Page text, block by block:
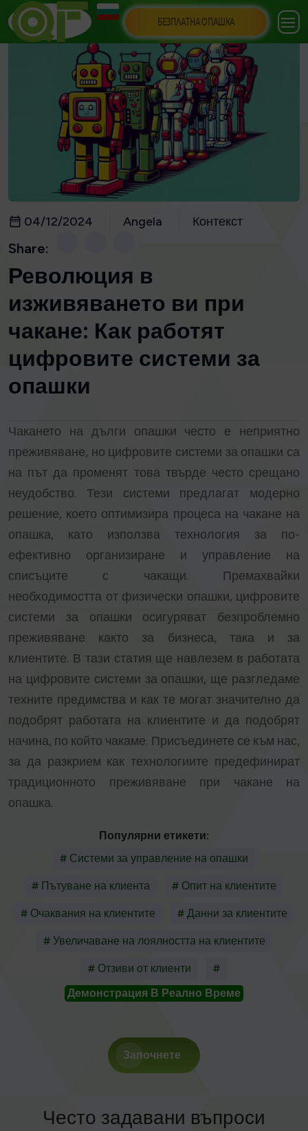
БЕЗПЛАТНА ОПАШКА
04/12/2024 Angela Контекст
Share:
Революция в
изживяването ви при
чакане: Как работят
цифровите системи за
опашки
Чакането на дълги опашки често е неприятно
преживяване, но цифровите системи за опашки са
на път да променят това твърде често срещано
неудобство. Тези системи предлагат модерно
решение, което оптимизира процеса на чакане на
опашка, като използва технология за по-
ефективно организиране и управление на
списъците с чакащи. Премахвайки
необходимостта от физически опашки, цифровите
системи за опашки осигуряват безпроблемно
преживяване както за бизнеса, така и за
клиентите. В тази статия ще навлезем в работата
на цифровите системи за опашки, ще разгледаме
техните предимства и как те могат значително да
подобрят работата на клиентите и да подобрят
начина, по който чакаме. Присъединете се към нас,
за да разкрием как технологиите предефинират
традиционното преживяване при чакане на
опашка.
Популярни етикети:
# Системи за управление на опашки
# Пътуване на клиента # Опит на клиентите
# Очаквания на клиентите # Данни за клиентите
# Увеличаване на лоялността на клиентите
# Отзиви от клиенти
#
Демонстрация В Реално Време
Започнете
Често задавани въпроси